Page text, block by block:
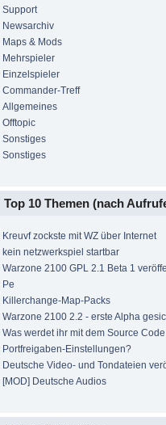
Support
Newsarchiv
Maps & Mods
Mehrspieler
Einzelspieler
Commander-Treff
Allgemeines
Offtopic
Sonstiges
Sonstiges
Top 10 Themen (nach
Kreuvf zockste mit WZ über Internet
kein netzwerkspiel startbar
Warzone 2100 GPL 2.1 Beta 1
Pe
Killerchange-Map-Packs
Warzone 2100 2.2 - erste Alpha
Was werdet ihr mit dem Source
Portfreigaben-Einstellungen?
Deutsche Video- und Tondateien
[MOD] Deutsche Audios